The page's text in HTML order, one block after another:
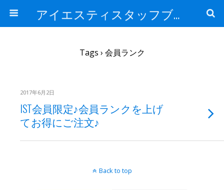
アイエスティスタッフブログ
Tags › 会員ランク
2017年6月2日
IST会員限定♪会員ランクを上げ
てお得にご注文♪
Back to top